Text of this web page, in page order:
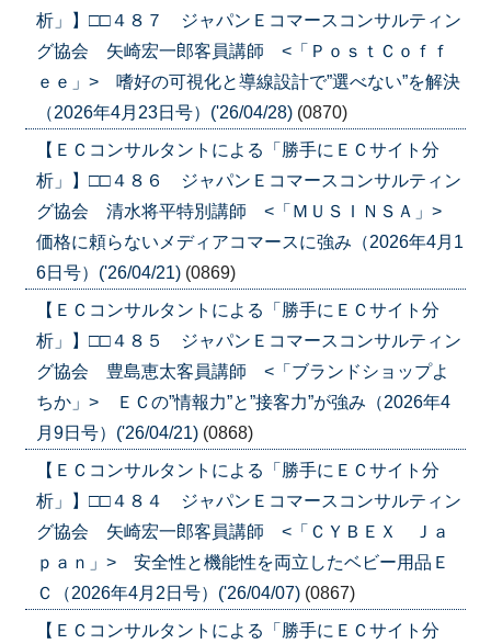
析」】□□４８７ ジャパンＥコマースコンサルティン
グ協会 矢崎宏一郎客員講師 <「ＰｏｓｔＣｏｆｆ
ｅｅ」> 嗜好の可視化と導線設計で”選べない”を解決
（2026年4月23日号）('26/04/28) (0870)
【ＥＣコンサルタントによる「勝手にＥＣサイト分
析」】□□４８６ ジャパンＥコマースコンサルティン
グ協会 清水将平特別講師 <「ＭＵＳＩＮＳＡ」>
価格に頼らないメディアコマースに強み（2026年4月1
6日号）('26/04/21) (0869)
【ＥＣコンサルタントによる「勝手にＥＣサイト分
析」】□□４８５ ジャパンＥコマースコンサルティン
グ協会 豊島恵太客員講師 <「ブランドショップよ
ちか」> ＥＣの”情報力”と”接客力”が強み（2026年4
月9日号）('26/04/21) (0868)
【ＥＣコンサルタントによる「勝手にＥＣサイト分
析」】□□４８４ ジャパンＥコマースコンサルティン
グ協会 矢崎宏一郎客員講師 <「ＣＹＢＥＸ Ｊａ
ｐａｎ」> 安全性と機能性を両立したベビー用品Ｅ
Ｃ（2026年4月2日号）('26/04/07) (0867)
【ＥＣコンサルタントによる「勝手にＥＣサイト分